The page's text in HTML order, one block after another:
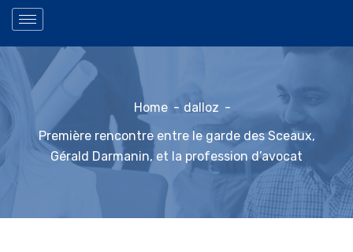
Home
dalloz
Première rencontre entre le garde des Sceaux,
Gérald Darmanin, et la profession d’avocat